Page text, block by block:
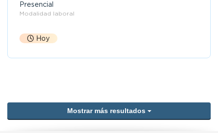
Presencial
Modalidad laboral
Hoy
Mostrar más resultados